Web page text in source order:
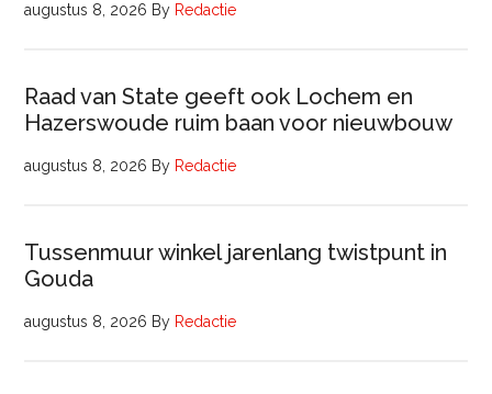
augustus 8, 2026 By Redactie
Raad van State geeft ook Lochem en
Hazerswoude ruim baan voor nieuwbouw
augustus 8, 2026 By Redactie
Tussenmuur winkel jarenlang twistpunt in
Gouda
augustus 8, 2026 By Redactie